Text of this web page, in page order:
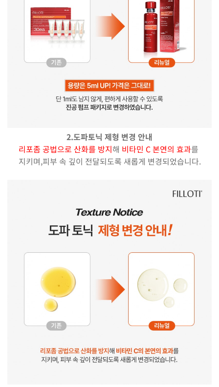
2.도파토닉 제형 변경 안내
리포좀 공법으로 산화를 방지해 비타민 C 본연의 효과를
지키며,피부 속 깊이 전달되도록 새롭게 변경되었습니다.